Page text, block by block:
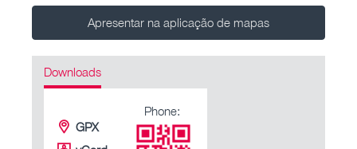
Apresentar na aplicação de mapas
Downloads
GPX
Phone: